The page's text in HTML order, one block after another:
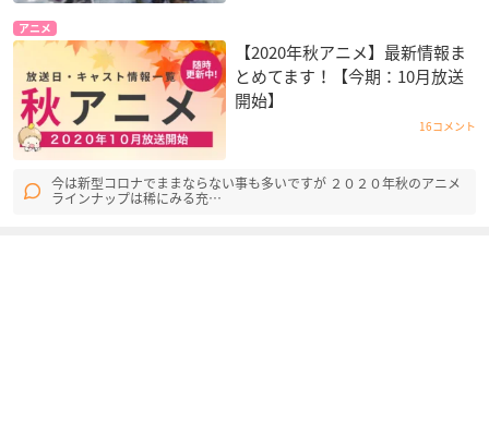
アニメ
【2020年秋アニメ】最新情報ま
とめてます！【今期：10月放送
開始】
16コメント
今は新型コロナでままならない事も多いですが ２０２０年秋のアニメ
ラインナップは稀にみる充…